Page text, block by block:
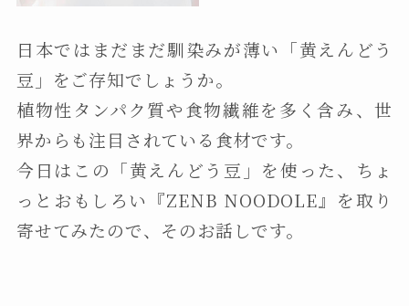
日本ではまだまだ馴染みが薄い「黄えんどう
豆」をご存知でしょうか。
植物性タンパク質や食物繊維を多く含み、世
界からも注目されている食材です。
今日はこの「黄えんどう豆」を使った、ちょ
っとおもしろい『ZENB NOODOLE』を取り
寄せてみたので、そのお話しです。